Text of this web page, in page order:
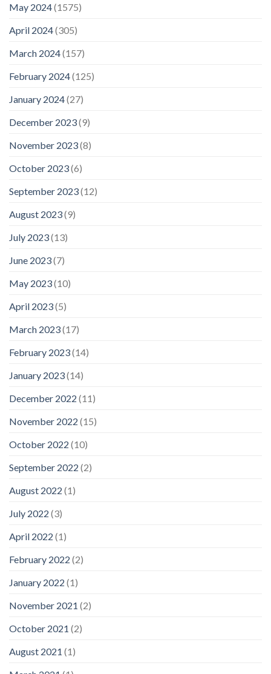
May 2024(1575)
April 2024(305)
March 2024(157)
February 2024(125)
January 2024(27)
December 2023(9)
November 2023(8)
October 2023(6)
September 2023(12)
August 2023(9)
July 2023(13)
June 2023(7)
May 2023(10)
April 2023(5)
March 2023(17)
February 2023(14)
January 2023(14)
December 2022 (11)
November 2022 (15)
October 2022 (10)
September 2022 (2)
August 2022 (1)
July 2022 (3)
April 2022 (1)
February 2022 (2)
January 2022 (1)
November 2021 (2)
October 2021 (2)
August 2021 (1)